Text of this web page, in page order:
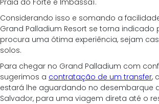
Praia do Forte e Imbassaí.
Considerando isso e somando a
Grand Palladium Resort se torna indicado
procura uma ótima experiência, sejam
solos.
Para chegar no Grand Palladium com
sugerimos a contratação de um transfer,
estará lhe aguardando no desembarque
Salvador, para uma viagem direta até o